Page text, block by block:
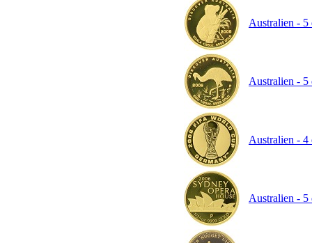
Australien -
Australien - 5
Australien -
Australien - 5